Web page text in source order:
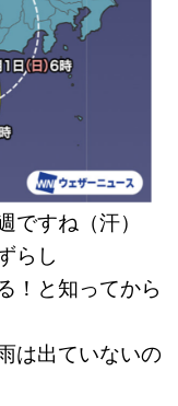
ですね（汗）
らし
！と知ってから
は出ていないの